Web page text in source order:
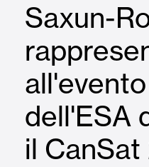
Saxun-
dell'ESA
il